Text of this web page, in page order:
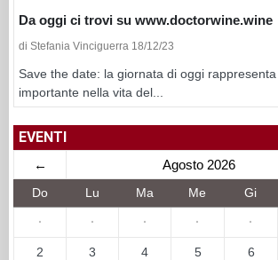
Da oggi ci trovi su www.doctorwine.wine
di Stefania Vinciguerra 18/12/23
Save the date: la giornata di oggi rappresenta
importante nella vita del...
EVENTI
← Agosto 2026
Do Lu Ma Me Gi
· · · · ·
2 3 4 5 6